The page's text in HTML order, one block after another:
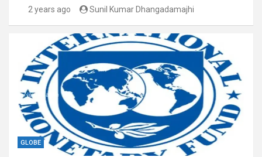
2 years ago Sunil Kumar Dhangadamajhi
GLOBE